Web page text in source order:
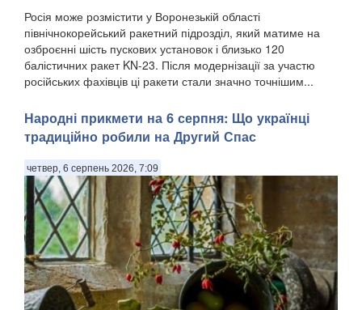
Росія може розмістити у Воронезькій області
північнокорейський ракетний підрозділ, який матиме на
озброєнні шість пускових установок і близько 120
балістичних ракет KN-23. Після модернізації за участю
російських фахівців ці ракети стали значно точнішим...
Народні прикмети на 6 серпня: Що українці
традиційно робили на Другий Спас
четвер, 6 серпень 2026, 7:09